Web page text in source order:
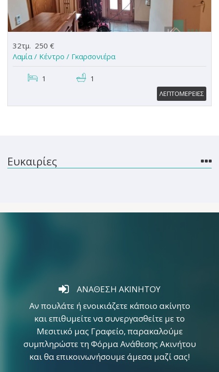
32τμ. 250 €
Λαμία / Κέντρο / Γκαρσονιέρα
1 1
ΛΕΠΤΟΜΕΡΕΙΕΣ
Ευκαιρίες
ΑΝΑΘΕΣΗ ΑΚΙΝΗΤΟΥ
Αν πουλάτε ή ενοικιάζετε κάποιο ακίνητο
και επιθυμείτε να συνεργασθείτε με το
Μεσιτικό μας Γραφείο, παρακαλούμε
συμπληρώστε τη Φόρμα Ανάθεσης Ακινήτου
και θα επικοινωνήσουμε άμεσα μαζί σας!